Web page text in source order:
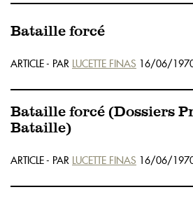
Bataille forcé
ARTICLE - PAR LUCETTE FINAS 16/06/1970
Bataille forcé (Dossiers
Bataille)
ARTICLE - PAR LUCETTE FINAS 16/06/1970